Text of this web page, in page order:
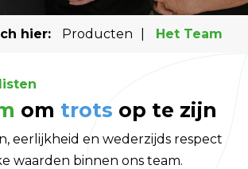
hier: Producten Het Team
om trots op te zijn
eerlijkheid en wederzijds respect
waarden binnen ons team.